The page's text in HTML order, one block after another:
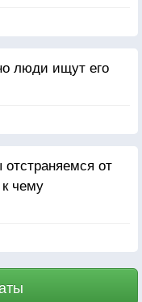
не проявив
люди ищут его
от
чему